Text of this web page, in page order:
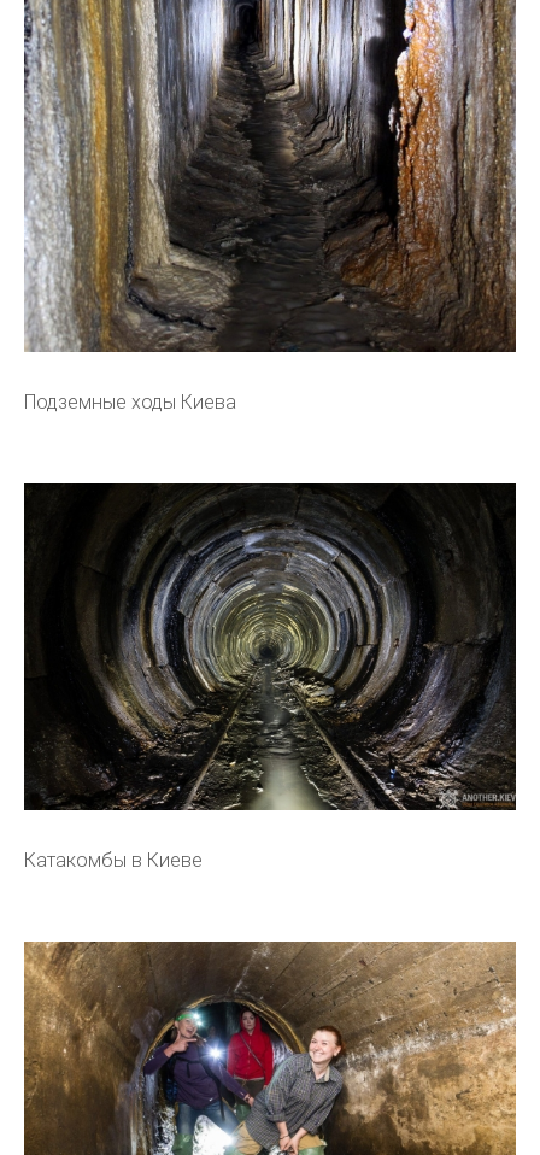
Подземные ходы Киева
Катакомбы в Киеве